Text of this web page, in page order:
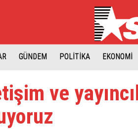
GÜNDEM POLİTİKA EKONOMİ
ve